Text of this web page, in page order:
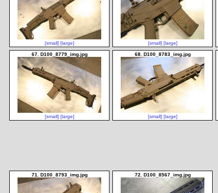
[small] [large] [small] [large]
67. D100_8779_img.jpg
[small] [large]
68. D100_8783_img.jpg
[small] [large]
71. D100_8793_img.jpg 72. D100_8567_img.jpg